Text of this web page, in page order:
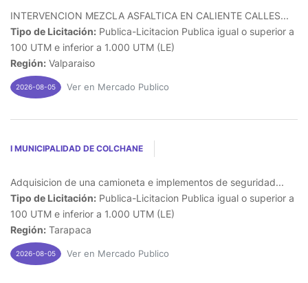
INTERVENCION MEZCLA ASFALTICA EN CALIENTE CALLES...
Tipo de Licitación: Publica-Licitacion Publica igual o superior a
100 UTM e inferior a 1.000 UTM (LE)
Región: Valparaiso
2026-08-05 Ver en Mercado Publico
I MUNICIPALIDAD DE COLCHANE
Adquisicion de una camioneta e implementos de seguridad...
Tipo de Licitación: Publica-Licitacion Publica igual o superior a
100 UTM e inferior a 1.000 UTM (LE)
Región: Tarapaca
2026-08-05 Ver en Mercado Publico